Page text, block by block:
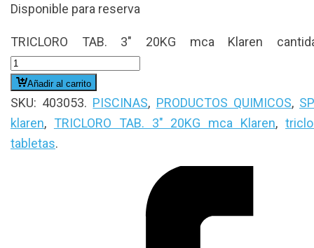
Disponible para reserva
TRICLORO TAB. 3" 20KG mca Klaren
Añadir al carrito
SKU: 403053. PISCINAS, PRODUCTOS QUIMICOS,
klaren, TRICLORO TAB. 3" 20KG mca Klaren,
tabletas.